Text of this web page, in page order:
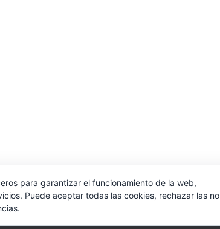
para garantizar el funcionamiento de la web,
Puede aceptar todas las cookies, rechazar las no